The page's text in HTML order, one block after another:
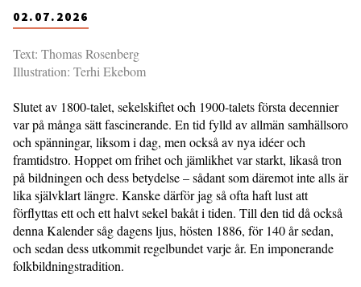
02.07.2026
Text: Thomas Rosenberg
Illustration: Terhi Ekebom
Slutet av 1800-talet, sekelskiftet och 1900-talets första decennier
var på många sätt fascinerande. En tid fylld av allmän samhällsoro
och spänningar, liksom i dag, men också av nya idéer och
framtidstro. Hoppet om frihet och jämlikhet var starkt, likaså tron
på bildningen och dess betydelse – sådant som däremot inte alls är
lika självklart längre. Kanske därför jag så ofta haft lust att
förflyttas ett och ett halvt sekel bakåt i tiden. Till den tid då också
denna Kalender såg dagens ljus, hösten 1886, för 140 år sedan,
och sedan dess utkommit regelbundet varje år. En imponerande
folkbildningstradition.